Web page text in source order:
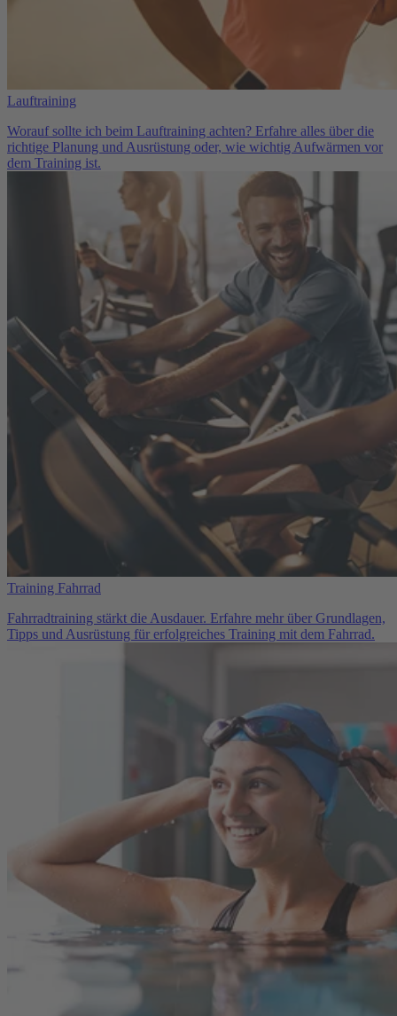
Lauftraining
Worauf sollte ich beim Lauftraining achten? Erfahre alles über die
richtige Planung und Ausrüstung oder, wie wichtig Aufwärmen vor
dem Training ist.
Training Fahrrad
Fahrradtraining stärkt die Ausdauer. Erfahre mehr über Grundlagen,
Tipps und Ausrüstung für erfolgreiches Training mit dem Fahrrad.